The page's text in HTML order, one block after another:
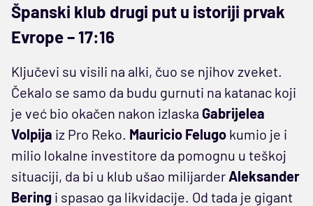
Španski klub drugi put u istoriji prvak
Evrope – 17:16
Ključevi su visili na alki, čuo se njihov zveket.
Čekalo se samo da budu gurnuti na katanac koji
je već bio okačen nakon izlaska Gabrijelea
Volpija iz Pro Reko. Mauricio Felugo kumio je i
milio lokalne investitore da pomognu u teškoj
situaciji, da bi u klub ušao milijarder Aleksander
Bering i spasao ga likvidacije. Od tada je gigant